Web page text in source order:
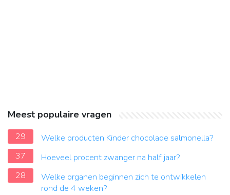
Meest populaire vragen
29
Welke producten Kinder chocolade salmonella?
37
Hoeveel procent zwanger na half jaar?
28
Welke organen beginnen zich te ontwikkelen
rond de 4 weken?